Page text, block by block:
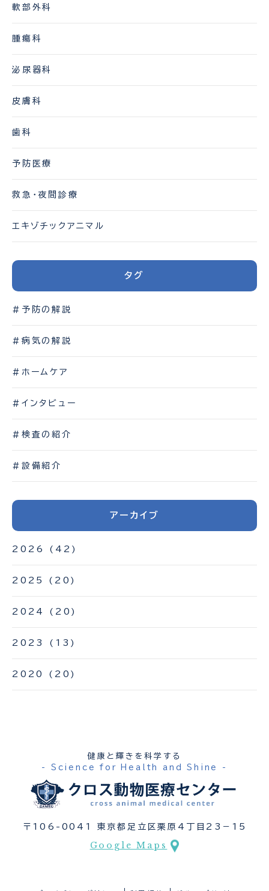
軟部外科
腫瘍科
泌尿器科
皮膚科
歯科
予防医療
救急・夜間診療
エキゾチックアニマル
タグ
#予防の解説
#病気の解説
#ホームケア
#インタビュー
#検査の紹介
#設備紹介
アーカイブ
2026 (42)
2025 (20)
2024 (20)
2023 (13)
2020 (20)
健康と輝きを科学する
- Science for Health and Shine -
〒106-0041 東京都足立区栗原4丁目23−15
Google Maps